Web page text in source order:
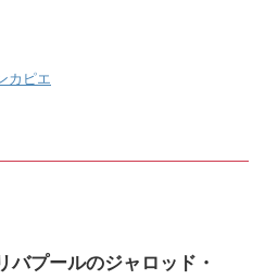
カピエ
バプールのジャロッド・